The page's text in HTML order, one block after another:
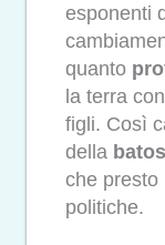
esponenti
quanto
la terra
figli. Così
della
che presto
politiche.